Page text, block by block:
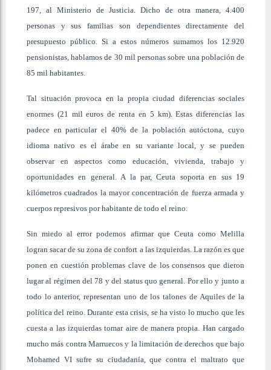
197, al Ministerio de Justicia. Dicho de otra manera, 4.400
personas y sus familias son dependientes directamente del
presupuesto público. Si a estos números sumamos los 12.920
pensionistas, hablamos de 30 mil personas sobre una población de
85 mil habitantes.
Tal situación provoca en la propia ciudad diferencias sociales
enormes (21 mil euros de renta en 5 km). Estas diferencias las
padece en particular el 40% de la población autóctona, cuyo
idioma nativo es el árabe en su variante local, y se pueden
observar en aspectos como educación, vivienda, trabajo y
oportunidades en general. A la par, Ceuta soporta en sus 19
kilómetros cuadrados la mayor concentración de fuerza armada y
cuerpos represivos por habitante de todo el reino.
Sin miedo al error podemos afirmar que Ceuta como Melilla
logran sacar de su zona de confort a las izquierdas. La razón es que
ponen en cuestión problemas clave de los consensos que dieron
lugar al régimen del 78 y del status quo general. Por ello y junto a
todo lo anterior, representan uno de los talones de Aquiles de la
política del reino. Durante esta crisis, se ha visto lo mucho que les
cuesta a las izquierdas tomar aire de manera propia. Han cargado
mucho más contra Marruecos y la limitación de derechos que bajo
Mohamed VI sufre su ciudadanía, que contra el maltrato que